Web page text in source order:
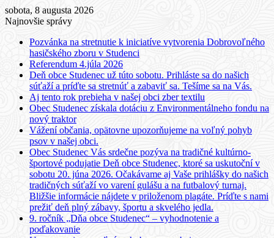
sobota, 8 augusta 2026
Najnovšie správy
Pozvánka na stretnutie k iniciatíve vytvorenia Dobrovoľného
hasičského zboru v Studenci
Referendum 4.júla 2026
Deň obce Studenec už túto sobotu. Prihláste sa do našich
súťaží a príďte sa stretnúť a zabaviť sa. Tešíme sa na Vás.
Aj tento rok prebieha v našej obci zber textilu
Obec Studenec získala dotáciu z Environmentálneho fondu na
nový traktor
Vážení občania, opätovne upozorňujeme na voľný pohyb
psov v našej obci.
Obec Studenec Vás srdečne pozýva na tradičné kultúrno-
športové podujatie Deň obce Studenec, ktoré sa uskutoční v
sobotu 20. júna 2026. Očakávame aj Vaše prihlášky do našich
tradičných súťaží vo varení gulášu a na futbalový turnaj.
Bližšie informácie nájdete v priloženom plagáte. Príďte s nami
prežiť deň plný zábavy, športu a skvelého jedla.
9. ročník „Dňa obce Studenec“ – vyhodnotenie a
poďakovanie